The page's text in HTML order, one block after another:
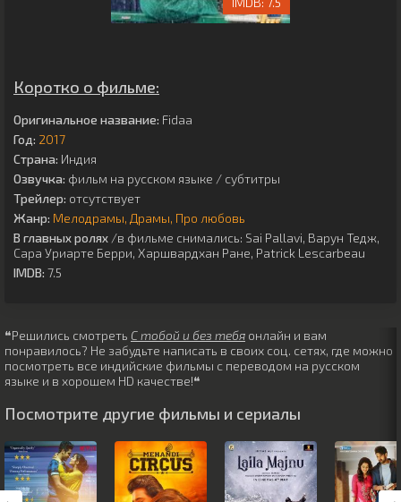
Коротко о фильме:
Оригинальное название: Fidaa
Год: 2017
Страна: Индия
Озвучка: фильм на русском языке / субтитры
Трейлер: отсутствует
Жанр: Мелодрамы Драмы Про любовь
В главных ролях /в фильме снимались: Sai Pallavi, Варун Тедж,
Сара Уриарте Берри, Харшвардхан Ране, Patrick Lescarbeau
IMDB: 7.5
❝Решились смотреть С тобой и без тебя онлайн и вам
понравилось? Не забудьте написать в своих соц. сетях, где можно
посмотреть все индийские фильмы с переводом на русском
языке и в хорошем HD качестве!❝
Посмотрите другие фильмы и сериалы